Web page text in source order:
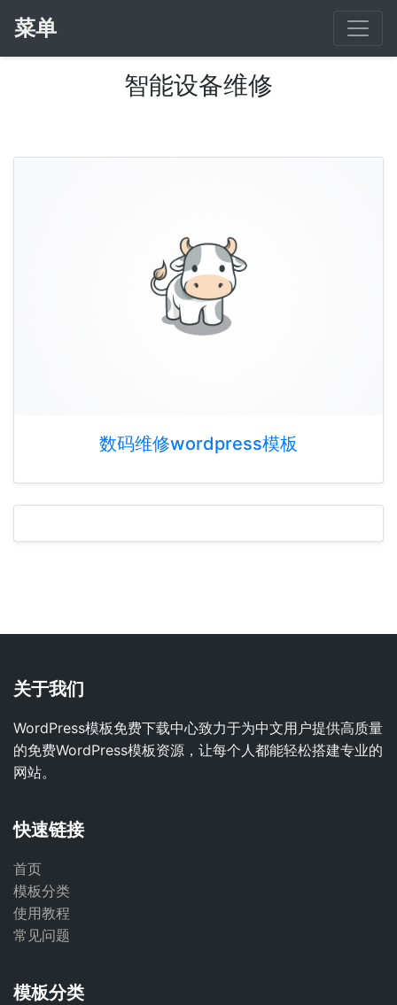
菜单
智能设备维修
数码维修wordpress模板
关于我们
WordPress模板免费下载中心致力于为中文用户提供高质量
的免费WordPress模板资源，让每个人都能轻松搭建专业的
网站。
快速链接
首页
模板分类
使用教程
常见问题
模板分类